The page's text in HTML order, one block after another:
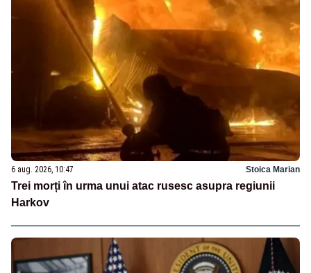
6 aug. 2026, 10:47 Stoica Marian
Trei morți în urma unui atac rusesc asupra regiunii
Harkov